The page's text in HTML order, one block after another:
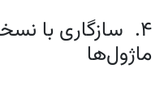
4. سازگاری با
ماژول‌ها